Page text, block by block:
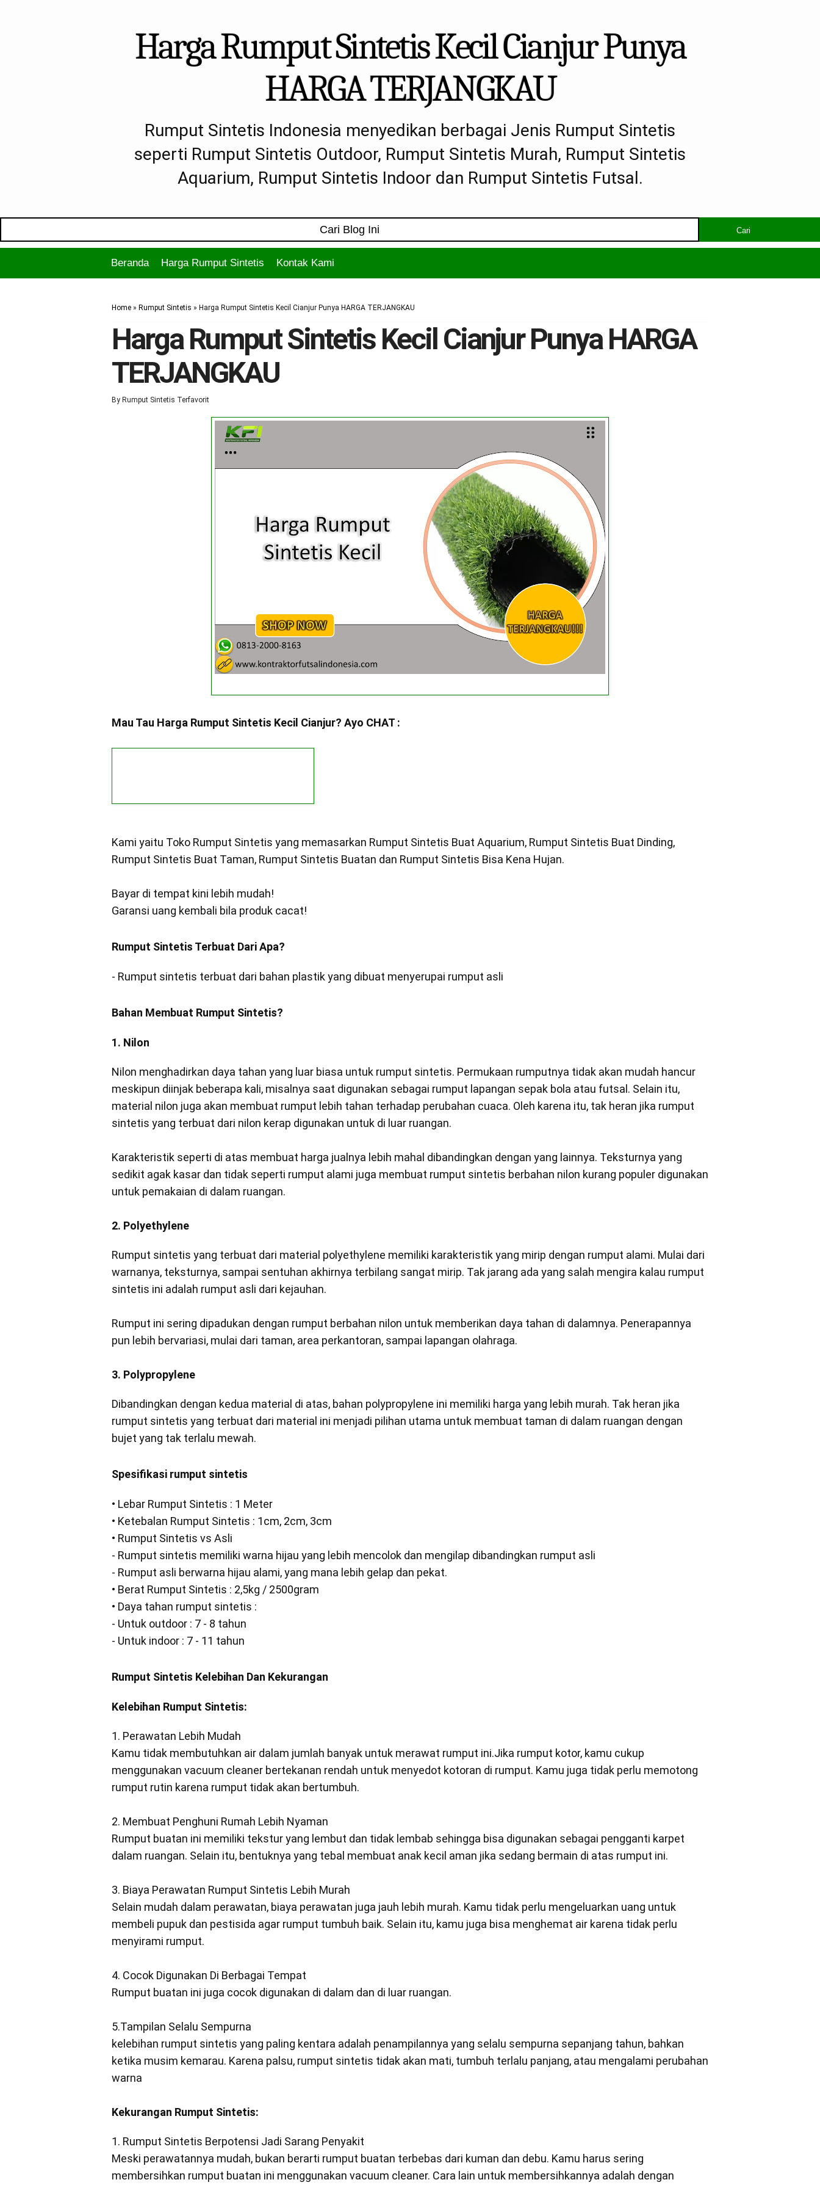
Harga Rumput Sintetis Kecil Cianjur Punya
HARGA TERJANGKAU
Rumput Sintetis Indonesia menyedikan berbagai Jenis Rumput Sintetis
seperti Rumput Sintetis Outdoor, Rumput Sintetis Murah, Rumput Sintetis
Aquarium, Rumput Sintetis Indoor dan Rumput Sintetis Futsal.
Cari
Beranda Harga Rumput Sintetis Kontak Kami
Home » Rumput Sintetis » Harga Rumput Sintetis Kecil Cianjur Punya HARGA TERJANGKAU
Harga Rumput Sintetis Kecil Cianjur Punya HARGA
TERJANGKAU
By Rumput Sintetis Terfavorit
Mau Tau Harga Rumput Sintetis Kecil Cianjur? Ayo CHAT :
Kami yaitu Toko Rumput Sintetis yang memasarkan Rumput Sintetis Buat Aquarium, Rumput Sintetis Buat Dinding,
Rumput Sintetis Buat Taman, Rumput Sintetis Buatan dan Rumput Sintetis Bisa Kena Hujan.
Bayar di tempat kini lebih mudah!
Garansi uang kembali bila produk cacat!
Rumput Sintetis Terbuat Dari Apa?
- Rumput sintetis terbuat dari bahan plastik yang dibuat menyerupai rumput asli
Bahan Membuat Rumput Sintetis?
1. Nilon
Nilon menghadirkan daya tahan yang luar biasa untuk rumput sintetis. Permukaan rumputnya tidak akan mudah hancur
meskipun diinjak beberapa kali, misalnya saat digunakan sebagai rumput lapangan sepak bola atau futsal. Selain itu,
material nilon juga akan membuat rumput lebih tahan terhadap perubahan cuaca. Oleh karena itu, tak heran jika rumput
sintetis yang terbuat dari nilon kerap digunakan untuk di luar ruangan.
Karakteristik seperti di atas membuat harga jualnya lebih mahal dibandingkan dengan yang lainnya. Teksturnya yang
sedikit agak kasar dan tidak seperti rumput alami juga membuat rumput sintetis berbahan nilon kurang populer digunakan
untuk pemakaian di dalam ruangan.
2. Polyethylene
Rumput sintetis yang terbuat dari material polyethylene memiliki karakteristik yang mirip dengan rumput alami. Mulai dari
warnanya, teksturnya, sampai sentuhan akhirnya terbilang sangat mirip. Tak jarang ada yang salah mengira kalau rumput
sintetis ini adalah rumput asli dari kejauhan.
Rumput ini sering dipadukan dengan rumput berbahan nilon untuk memberikan daya tahan di dalamnya. Penerapannya
pun lebih bervariasi, mulai dari taman, area perkantoran, sampai lapangan olahraga.
3. Polypropylene
Dibandingkan dengan kedua material di atas, bahan polypropylene ini memiliki harga yang lebih murah. Tak heran jika
rumput sintetis yang terbuat dari material ini menjadi pilihan utama untuk membuat taman di dalam ruangan dengan
bujet yang tak terlalu mewah.
Spesifikasi rumput sintetis
• Lebar Rumput Sintetis : 1 Meter
• Ketebalan Rumput Sintetis : 1cm, 2cm, 3cm
• Rumput Sintetis vs Asli
- Rumput sintetis memiliki warna hijau yang lebih mencolok dan mengilap dibandingkan rumput asli
- Rumput asli berwarna hijau alami, yang mana lebih gelap dan pekat.
• Berat Rumput Sintetis : 2,5kg / 2500gram
• Daya tahan rumput sintetis :
- Untuk outdoor : 7 - 8 tahun
- Untuk indoor : 7 - 11 tahun
Rumput Sintetis Kelebihan Dan Kekurangan
Kelebihan Rumput Sintetis:
1. Perawatan Lebih Mudah
Kamu tidak membutuhkan air dalam jumlah banyak untuk merawat rumput ini.Jika rumput kotor, kamu cukup
menggunakan vacuum cleaner bertekanan rendah untuk menyedot kotoran di rumput. Kamu juga tidak perlu memotong
rumput rutin karena rumput tidak akan bertumbuh.
2. Membuat Penghuni Rumah Lebih Nyaman
Rumput buatan ini memiliki tekstur yang lembut dan tidak lembab sehingga bisa digunakan sebagai pengganti karpet
dalam ruangan. Selain itu, bentuknya yang tebal membuat anak kecil aman jika sedang bermain di atas rumput ini.
3. Biaya Perawatan Rumput Sintetis Lebih Murah
Selain mudah dalam perawatan, biaya perawatan juga jauh lebih murah. Kamu tidak perlu mengeluarkan uang untuk
membeli pupuk dan pestisida agar rumput tumbuh baik. Selain itu, kamu juga bisa menghemat air karena tidak perlu
menyirami rumput.
4. Cocok Digunakan Di Berbagai Tempat
Rumput buatan ini juga cocok digunakan di dalam dan di luar ruangan.
5.Tampilan Selalu Sempurna
kelebihan rumput sintetis yang paling kentara adalah penampilannya yang selalu sempurna sepanjang tahun, bahkan
ketika musim kemarau. Karena palsu, rumput sintetis tidak akan mati, tumbuh terlalu panjang, atau mengalami perubahan
warna
Kekurangan Rumput Sintetis:
1. Rumput Sintetis Berpotensi Jadi Sarang Penyakit
Meski perawatannya mudah, bukan berarti rumput buatan terbebas dari kuman dan debu. Kamu harus sering
membersihkan rumput buatan ini menggunakan vacuum cleaner. Cara lain untuk membersihkannya adalah dengan